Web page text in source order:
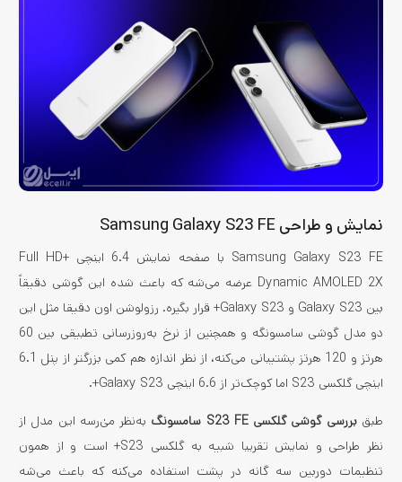
نمایش و طراحی Samsung Galaxy S23 FE
Samsung Galaxy S23 FE با صفحه نمایش 6.4 اینچی Full HD+
Dynamic AMOLED 2X عرضه می‌شه که باعث شده این گوشی دقیقاً
بین Galaxy S23 و Galaxy S23+ قرار بگیره. رزولوشن اون دقیقا مثل این
دو مدل گوشی سامسونگه و همچنین از نرخ به‌روزرسانی تطبیقی بین 60
هرتز و 120 هرتز پشتیبانی می‌کنه، از نظر اندازه هم کمی بزرگتر از پنل 6.1
اینچی گلکسی S23 اما کوچک‌تر از 6.6 اینچی Galaxy S23+.
طبقبررسی گوشی گلکسی S23 FE سامسونگ
به‌نظر می‌ٰرسه این مدل از
نظر طراحی و نمایش تقریبا شبیه به گلکسی S23+ است و از همون
تنظیمات دوربین سه گانه در پشت استفاده می‌کنه که باعث می‌شه